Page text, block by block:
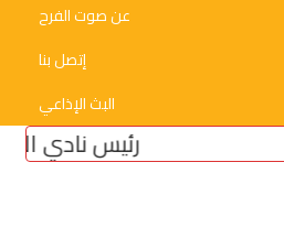
عن صوت الفرح
إتصل بنا
البث الإذاعي
رئيس نادي الأنصار